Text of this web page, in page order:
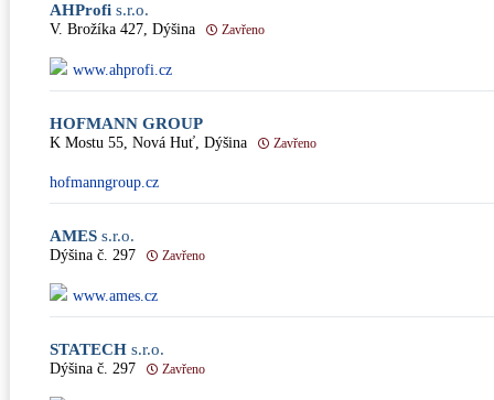
AHProfi s.r.o.
V. Brožíka 427, Dýšina Zavřeno
www.ahprofi.cz
HOFMANN GROUP
K Mostu 55, Nová Huť, Dýšina Zavřeno
hofmanngroup.cz
AMES s.r.o.
Dýšina č. 297 Zavřeno
www.ames.cz
STATECH s.r.o.
Dýšina č. 297 Zavřeno